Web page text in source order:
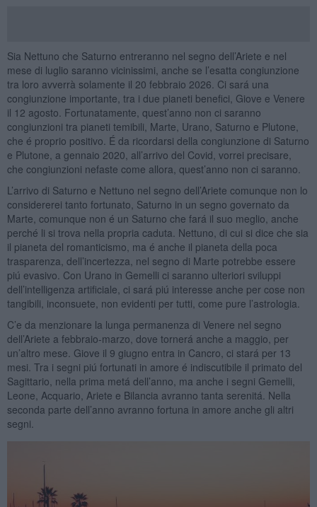
Sia Nettuno che Saturno entreranno nel segno dell’Ariete e nel
mese di luglio saranno vicinissimi, anche se l’esatta congiunzione
tra loro avverrà solamente il 20 febbraio 2026. Ci sará una
congiunzione importante, tra i due pianeti benefici, Giove e Venere
il 12 agosto. Fortunatamente, quest’anno non ci saranno
congiunzioni tra pianeti temibili, Marte, Urano, Saturno e Plutone,
che é proprio positivo. É da ricordarsi della congiunzione di Saturno
e Plutone, a gennaio 2020, all’arrivo del Covid, vorrei precisare,
che congiunzioni nefaste come allora, quest’anno non ci saranno.
L’arrivo di Saturno e Nettuno nel segno dell’Ariete comunque non lo
considererei tanto fortunato, Saturno in un segno governato da
Marte, comunque non é un Saturno che fará il suo meglio, anche
perché li si trova nella propria caduta. Nettuno, di cui si dice che sia
il pianeta del romanticismo, ma é anche il pianeta della poca
trasparenza, dell’incertezza, nel segno di Marte potrebbe essere
piú evasivo. Con Urano in Gemelli ci saranno ulteriori sviluppi
dell’intelligenza artificiale, ci sará piú interesse anche per cose non
tangibili, inconsuete, non evidenti per tutti, come pure l’astrologia.
C’e da menzionare la lunga permanenza di Venere nel segno
dell’Ariete a febbraio-marzo, dove tornerá anche a maggio, per
un’altro mese. Giove il 9 giugno entra in Cancro, ci stará per 13
mesi. Tra i segni piú fortunati in amore é indiscutibile il primato del
Sagittario, nella prima metá dell’anno, ma anche i segni Gemelli,
Leone, Acquario, Ariete e Bilancia avranno tanta serenitá. Nella
seconda parte dell’anno avranno fortuna in amore anche gli altri
segni.